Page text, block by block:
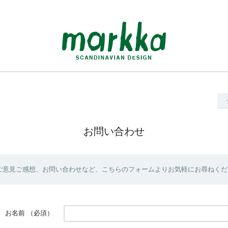
お問い合わせ
見ご感想、お問い合わせなど、こちらのフォームよりお気軽にお尋ねくだ
お名前 （必須）